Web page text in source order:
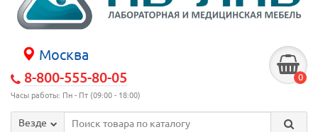
Москва
8-800-555-80-05
Часы работы: Пн - Пт (09:00 - 18:00)
0
Везде